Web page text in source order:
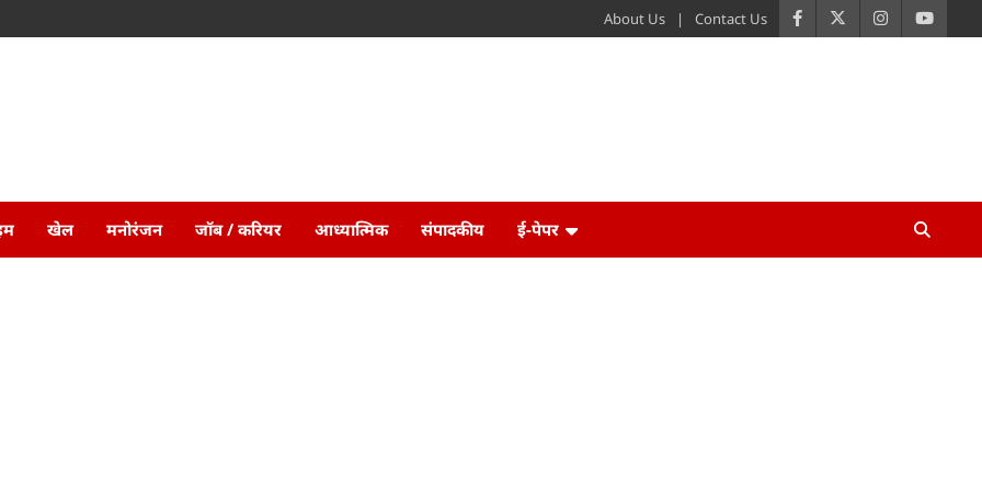
About Us Contact Us
खेल मनोरंजन जॉब / करियर आध्यात्मिक संपादकीय ई-पेपर